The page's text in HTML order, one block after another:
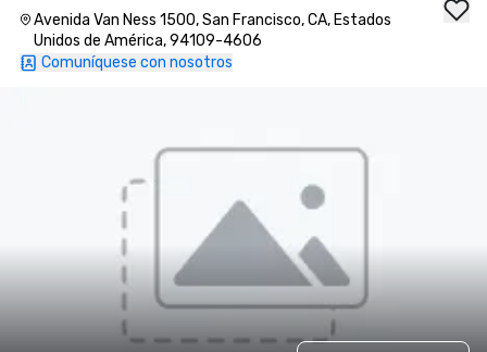
Avenida Van Ness 1500, San Francisco, CA, Estados
Unidos de América, 94109-4606
Comuníquese con nosotros